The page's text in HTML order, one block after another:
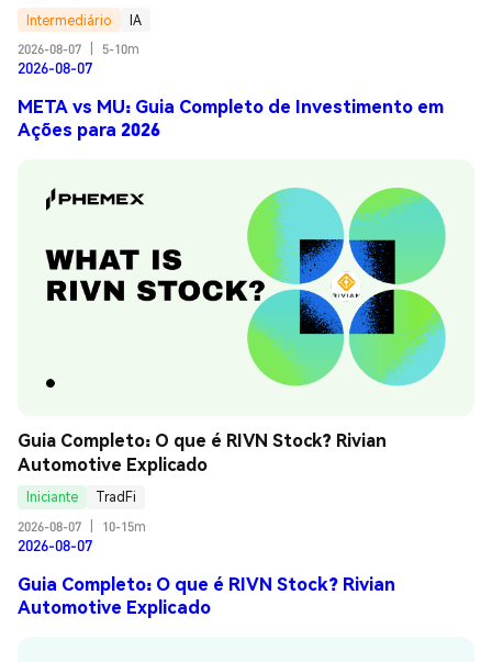
Intermediário
IA
2026-08-07
5-10m
2026-08-07
META vs MU: Guia Completo de Investimento em
Ações para 2026
Guia Completo: O que é RIVN Stock? Rivian
Automotive Explicado
Iniciante
TradFi
2026-08-07
10-15m
2026-08-07
Guia Completo: O que é RIVN Stock? Rivian
Automotive Explicado